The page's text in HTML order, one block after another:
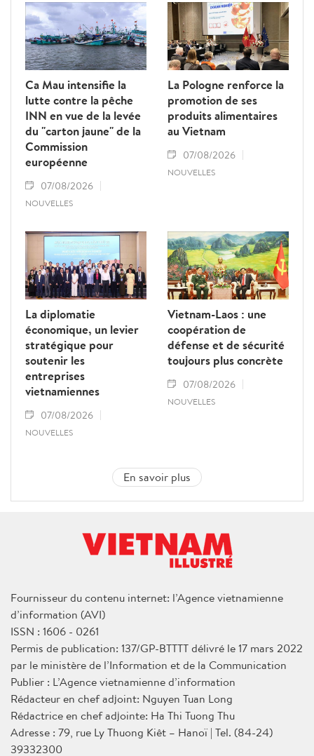
Ca Mau intensifie la
lutte contre la pêche
INN en vue de la levée
du "carton jaune" de la
Commission
européenne
07/08/2026
NOUVELLES
La Pologne renforce la
promotion de ses
produits alimentaires
au Vietnam
07/08/2026
NOUVELLES
La diplomatie
économique, un levier
stratégique pour
soutenir les
entreprises
vietnamiennes
07/08/2026
NOUVELLES
Vietnam-Laos : une
coopération de
défense et de sécurité
toujours plus concrète
07/08/2026
NOUVELLES
En savoir plus
Fournisseur du contenu internet: l’Agence vietnamienne
d’information (AVI)
ISSN : 1606 - 0261
Permis de publication: 137/GP-BTTTT délivré le 17 mars 2022
par le ministère de l’Information et de la Communication
Publier : L’Agence vietnamienne d’information
Rédacteur en chef adjoint: Nguyen Tuan Long
Rédactrice en chef adjointe: Ha Thi Tuong Thu
Adresse : 79, rue Ly Thuong Kiêt – Hanoï | Tel. (84-24)
39332300